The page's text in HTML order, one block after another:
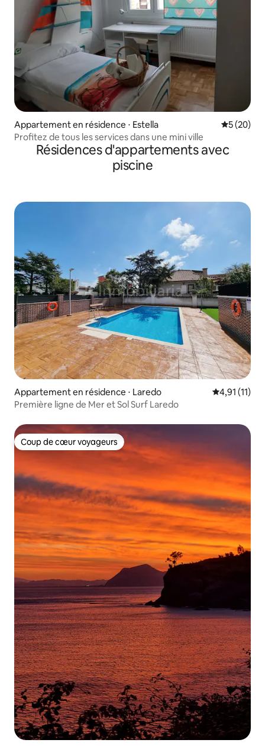
Appartement en résidence ⋅ Estella
5 (20)
Profitez de tous les services dans une mini ville
Résidences d'appartements avec
piscine
Appartement en résidence ⋅ Laredo Évaluation
4,91 (11)
Première ligne de Mer et Sol Surf Laredo
Coup de cœur voyageurs
Coup de cœur voyageurs